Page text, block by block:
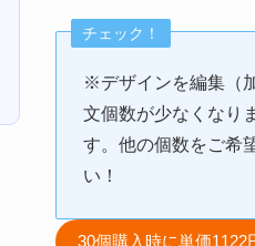
チェック！
※デザインを編集（
文個数が少なくなり
す。他の個数をご希
い！
30個購入時に単価1122